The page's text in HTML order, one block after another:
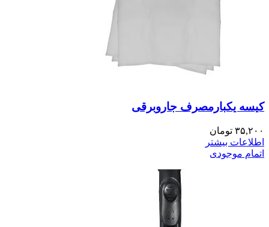
کیسه یکبارمصرف جاروبرقی
۳۵,۲۰۰ تومان
اطلاعات بیشتر
اتمام موجودی